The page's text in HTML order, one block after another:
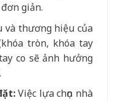
giản.
và thương hiệu của
tròn, khóa tay
co sẽ ảnh hưởng
Việc lựa chọn nhà